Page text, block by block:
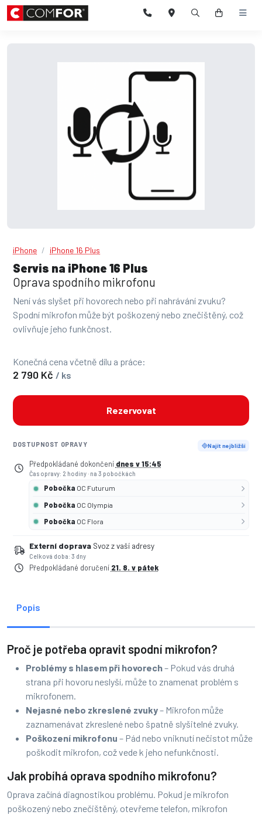
iPhone iPhone 16 Plus
Servis na iPhone 16 Plus
Oprava spodního mikrofonu
Není vás slyšet při hovorech nebo při nahrávání zvuku?
Spodní mikrofon může být poškozený nebo znečištěný, což
ovlivňuje jeho funkčnost.
Konečná cena včetně dílu a práce:
2 790 Kč / ks
Rezervovat
DOSTUPNOST OPRAVY Najít nejbližší
Předpokládané dokončení dnes v 15:45
Čas opravy: 2 hodiny · na 3 pobočkách
Pobočka OC Futurum
Pobočka OC Olympia
Pobočka OC Flora
Externí doprava Svoz z vaší adresy
Celková doba: 3 dny
Předpokládané doručení 21. 8. v pátek
Popis
Proč je potřeba opravit spodní mikrofon?
Problémy s hlasem při hovorech– Pokud vás druhá
strana při hovoru neslyší, může to znamenat problém s
mikrofonem.
Nejasné nebo zkreslené zvuky– Mikrofon může
zaznamenávat zkreslené nebo špatně slyšitelné zvuky.
Poškození mikrofonu – Pád nebo vniknutí nečistot může
poškodit mikrofon, což vede k jeho nefunkčnosti.
Jak probíhá oprava spodního mikrofonu?
Oprava začíná diagnostikou problému. Pokud je mikrofon
poškozený nebo znečištěný, otevřeme telefon, mikrofon